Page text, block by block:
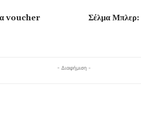
voucher
Σέλμα Μπλερ:
- Διαφήμιση -